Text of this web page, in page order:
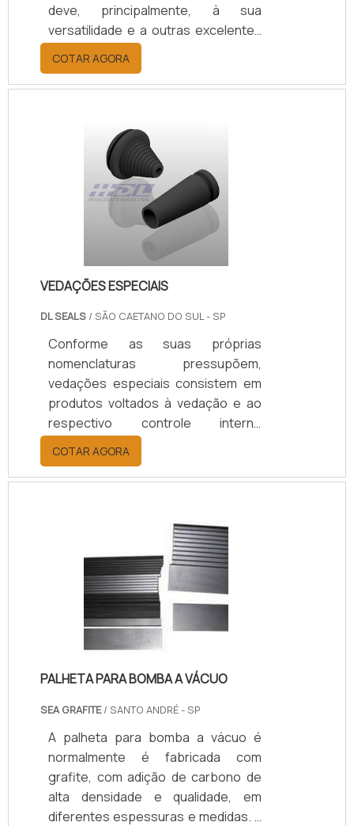
deve, principalmente, à sua
versatilidade e a outras excelentes
características.Para as indústrias
interessadas em anel oring onde
comprar, é importante analisar
temperatura do local onde o ele será
instalado e também a pressão que
será exercida no
equipamento.Sobre o anel oringPara
adquirir um anel oring com com mais
qualidade, é necessário buscar uma
empresa que oferece .
COTAR AGORA
VEDAÇÕES ESPECIAIS
DL SEALS / SÃO CAETANO DO SUL - SP
Conforme as suas próprias
nomenclaturas pressupõem,
vedações especiais consistem em
produtos voltados à vedação e ao
respectivo controle interno
presente em maquinários industriais
enxutos, intermediários ou de
grande volume. Tecnicamente, os
depender da específica
necessidade do industrial parceiro,
representar exemplos de vedações
diferenciadas: Arruelas; Anéis
raspadores; Retentores; Entre
outros.No que diz respeito às
funções a serem cumpridas pelas
COTAR AGORA
PALHETA PARA BOMBA A VÁCUO
SEA GRAFITE/ SANTO ANDRÉ - SP
A palheta para bomba a vácuo é
normalmente é fabricada com
grafite, com adição de carbono de
alta densidade e qualidade, em
diferentes espessuras e medidas. a